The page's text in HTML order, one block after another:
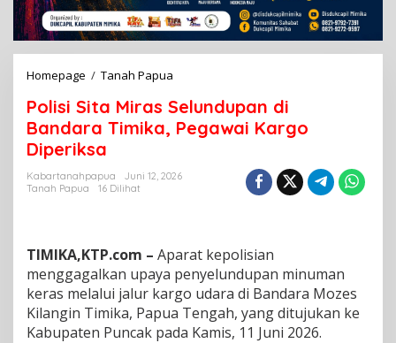
Homepage / Tanah Papua
l
s
S
i
a
s
S
e
Polisi Sita Miras Selundupan di
Bandara Timika, Pegawai Kargo
Diperiksa
Kabartanahpapua
Juni 12, 2026
Tanah Papua
16 Dilihat
TIMIKA,KTP.com – Aparat kepolisian
menggagalkan upaya penyelundupan minuman
keras melalui jalur kargo udara di Bandara Mozes
Kilangin Timika, Papua Tengah, yang ditujukan ke
Kabupaten Puncak pada Kamis, 11 Juni 2026.